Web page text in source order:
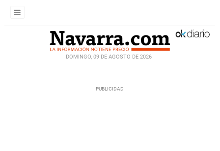
DOMINGO, 09 DE AGOSTO DE 2026